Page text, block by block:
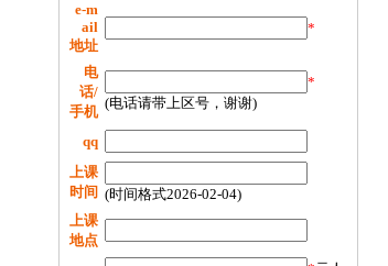
e-m
ail
地址
*
电
话/
手机
*
(电话请带上区号，谢谢)
qq
上课
时间 (时间格式2026-02-04)
上课
地点